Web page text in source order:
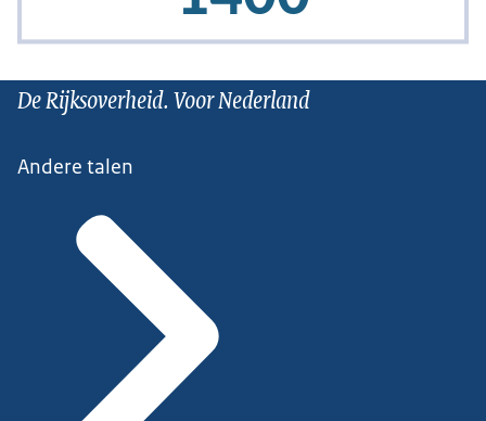
De Rijksoverheid. Voor Nederland
Andere talen